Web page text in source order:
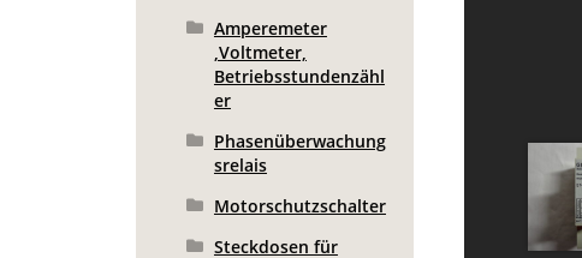
Amperemeter
,Voltmeter,
Betriebsstundenzähl
er
Phasenüberwachung
srelais
Motorschutzschalter
Steckdosen für